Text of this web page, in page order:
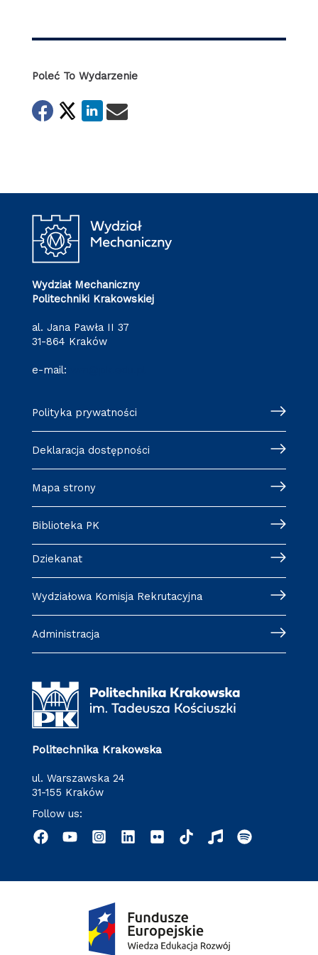
Poleć To Wydarzenie
Wydział Mechaniczny
Politechniki Krakowskiej
al. Jana Pawła II 37
31-864 Kraków
e-mail:
Polityka prywatności
Deklaracja dostępności
Mapa strony
Biblioteka PK
Dziekanat
Wydziałowa Komisja Rekrutacyjna
Administracja
Politechnika Krakowska
ul. Warszawska 24
31-155 Kraków
Follow us: